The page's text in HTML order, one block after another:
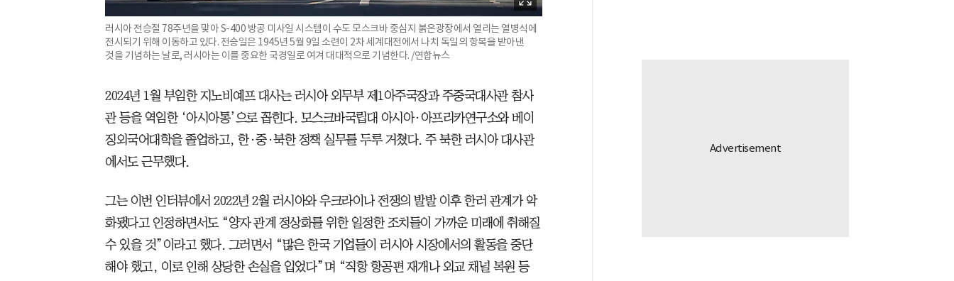
러시아 전승절 78주년을 맞아 S-400 방공 미사일 시스템이 수도 모스크바 중심지 붉은광장에서 열리는 열병식에
전시되기 위해 이동하고 있다. 전승일은 1945년 5월 9일 소련이 2차 세계대전에서 나치 독일의 항복을 받아낸
것을 기념하는 날로, 러시아는 이를 중요한 국경일로 여겨 대대적으로 기념한다. /연합뉴스
2024년 1월 부임한 지노비예프 대사는 러시아 외무부 제1아주국장과 주중국대사관 참사
관 등을 역임한 ‘아시아통’으로 꼽힌다. 모스크바국립대 아시아·아프리카연구소와 베이
징외국어대학을 졸업하고, 한·중·북한 정책 실무를 두루 거쳤다. 주 북한 러시아 대사관
에서도 근무했다.
그는 이번 인터뷰에서 2022년 2월 러시아와 우크라이나 전쟁의 발발 이후 한러 관계가 악
화됐다고 인정하면서도 “양자 관계 정상화를 위한 일정한 조치들이 가까운 미래에 취해질
수 있을 것”이라고 했다. 그러면서 “많은 한국 기업들이 러시아 시장에서의 활동을 중단
해야 했고, 이로 인해 상당한 손실을 입었다”며 “직항 항공편 재개나 외교 채널 복원 등